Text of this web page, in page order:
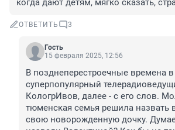
когда дают детям, мягко сказать,
ОТВЕТИТЬ 3
Гость
15 февраля 2025, 12:56
В позднеперестроечные времена
суперпопулярный
КологрИвов, далее - с его слов.
тюменская семья решила назвать
свою новорожденную дочку.